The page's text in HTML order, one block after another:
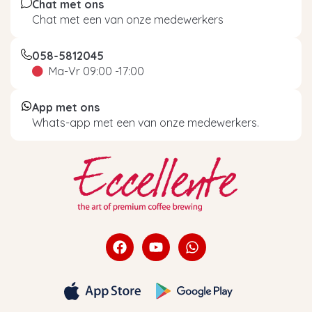
Chat met ons
Chat met een van onze medewerkers
058-5812045
Ma-Vr 09:00 -17:00
App met ons
Whats-app met een van onze medewerkers.